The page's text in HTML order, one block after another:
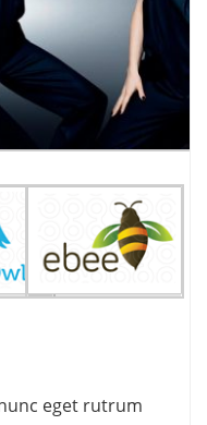
eget rutrum